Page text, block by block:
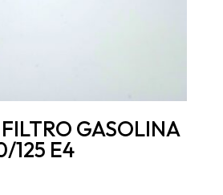
GASOLINA
125 E4